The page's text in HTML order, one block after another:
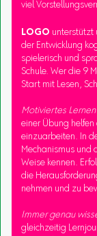
viel
LOGO unterstützt
der Entwicklung
spielerisch und
Schule. Wer die 9
Start mit Lesen,
Motiviertes
einer Übung helfen
einzuarbeiten. In
Mechanismus und
Weise kennen.
die
nehmen und zu
Immer genau
gleichzeitig